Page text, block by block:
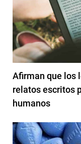
Afirman que los
relatos escritos
humanos